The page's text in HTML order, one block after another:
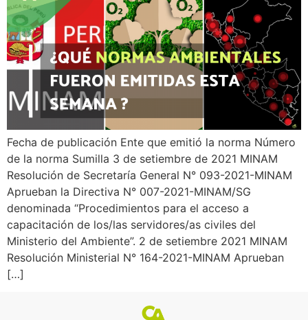
Fecha de publicación Ente que emitió la norma Número
de la norma Sumilla 3 de setiembre de 2021 MINAM
Resolución de Secretaría General N° 093-2021-MINAM
Aprueban la Directiva N° 007-2021-MINAM/SG
denominada “Procedimientos para el acceso a
capacitación de los/las servidores/as civiles del
Ministerio del Ambiente”. 2 de setiembre 2021 MINAM
Resolución Ministerial N° 164-2021-MINAM Aprueban
[…]